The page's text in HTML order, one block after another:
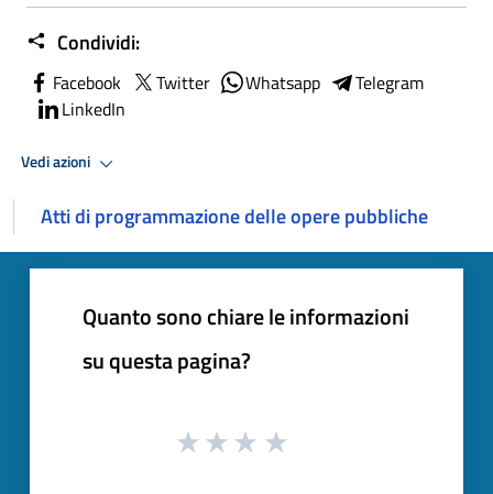
Condividi:
Facebook Twitter Whatsapp
Telegram
LinkedIn
Vedi azioni
Atti di programmazione delle opere pubbliche
Quanto sono chiare le informazioni
su questa pagina?